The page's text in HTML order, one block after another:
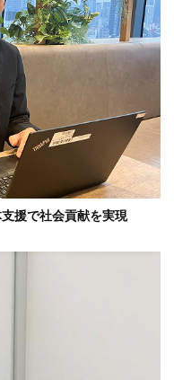
援で社会貢献を実現